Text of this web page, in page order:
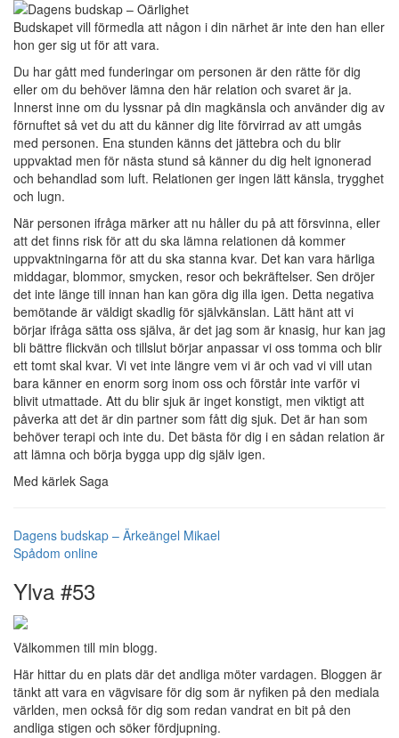
Budskapet vill förmedla att någon i din närhet är inte den han eller
hon ger sig ut för att vara.
Du har gått med funderingar om personen är den rätte för dig
eller om du behöver lämna den här relation och svaret är ja.
Innerst inne om du lyssnar på din magkänsla och använder dig av
förnuftet så vet du att du känner dig lite förvirrad av att umgås
med personen. Ena stunden känns det jättebra och du blir
uppvaktad men för nästa stund så känner du dig helt ignonerad
och behandlad som luft. Relationen ger ingen lätt känsla, trygghet
och lugn.
När personen ifråga märker att nu håller du på att försvinna, eller
att det finns risk för att du ska lämna relationen då kommer
uppvaktningarna för att du ska stanna kvar. Det kan vara härliga
middagar, blommor, smycken, resor och bekräftelser. Sen dröjer
det inte länge till innan han kan göra dig illa igen. Detta negativa
bemötande är väldigt skadlig för självkänslan. Lätt hänt att vi
börjar ifråga sätta oss själva, är det jag som är knasig, hur kan jag
bli bättre flickvän och tillslut börjar anpassar vi oss tomma och blir
ett tomt skal kvar. Vi vet inte längre vem vi är och vad vi vill utan
bara känner en enorm sorg inom oss och förstår inte varför vi
blivit utmattade. Att du blir sjuk är inget konstigt, men viktigt att
påverka att det är din partner som fått dig sjuk. Det är han som
behöver terapi och inte du. Det bästa för dig i en sådan relation är
att lämna och börja bygga upp dig själv igen.
Med kärlek Saga
Dagens budskap – Ärkeängel Mikael
Spådom online
Ylva #53
Välkommen till min blogg.
Här hittar du en plats där det andliga möter vardagen. Bloggen är
tänkt att vara en vägvisare för dig som är nyfiken på den mediala
världen, men också för dig som redan vandrat en bit på den
andliga stigen och söker fördjupning.